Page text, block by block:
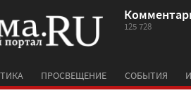
125 728
ПРОСВЕЩЕНИЕ СОБЫТИЯ